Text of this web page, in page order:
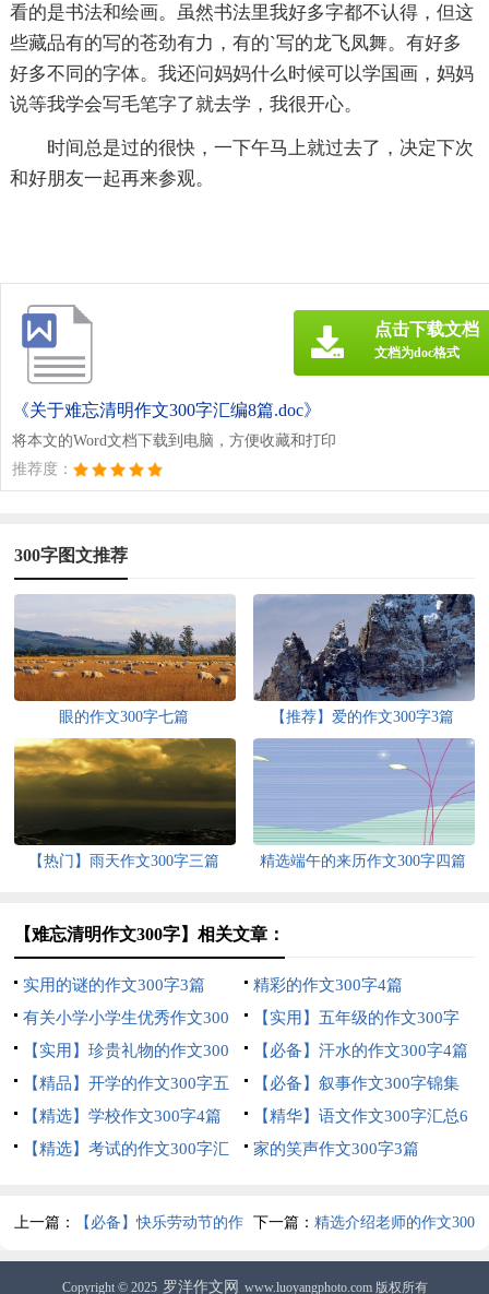
看的是书法和绘画。虽然书法里我好多字都不认得，但这
些藏品有的写的苍劲有力，有的`写的龙飞凤舞。有好多
好多不同的字体。我还问妈妈什么时候可以学国画，妈妈
说等我学会写毛笔字了就去学，我很开心。
时间总是过的很快，一下午马上就过去了，决定下次
和好朋友一起再来参观。
《关于难忘清明作文300字汇编8篇.doc》
将本文的Word文档下载到电脑，方便收藏和打印
推荐度：
点击下载文档
文档为doc格式
300字图文推荐
眼的作文300字七篇 【推荐】爱的作文300字3篇
【热门】雨天作文300字三篇 精选端午的来历作文300字四篇
【难忘清明作文300字】相关文章：
实用的谜的作文300字3篇
精彩的作文300字4篇
有关小学小学生优秀作文300
字汇总7篇
【实用】五年级的作文300字
合集8篇
【实用】珍贵礼物的作文300
字合集五篇
【必备】汗水的作文300字4篇
【精品】开学的作文300字五
篇
【必备】叙事作文300字锦集
10篇
【精选】学校作文300字4篇
【精华】语文作文300字汇总6
篇
【精选】考试的作文300字汇
家的笑声作文300字3篇
上一篇： 【必备】快乐劳动节的作
文300字汇总10篇
下一篇： 精选介绍老师的作文300
字三篇
Copyright © 2025 罗洋作文网 www.luoyangphoto.com 版权所有